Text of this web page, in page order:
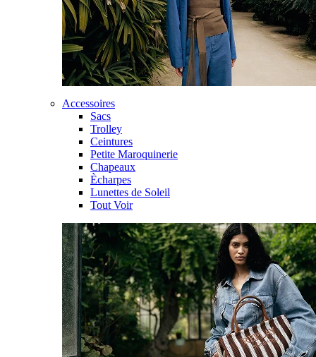
Accessoires
Sacs
Trolley
Ceintures
Petite Maroquinerie
Chapeaux
Ècharpes
Lunettes de Soleil
Tout Voir